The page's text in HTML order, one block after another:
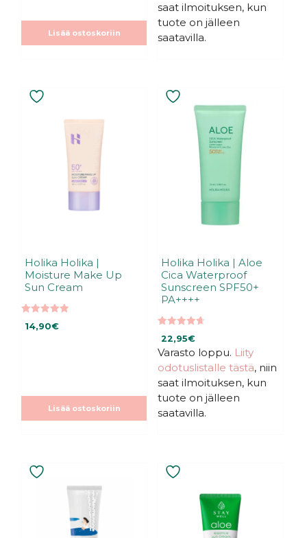
Lisää ostoskoriin
saat ilmoituksen, kun
tuote on jälleen
saatavilla.
Holika Holika |
Moisture Make Up
Sun Cream
5:stä
14,90€
Lisää ostoskoriin
Holika Holika | Aloe
Cica Waterproof
Sunscreen SPF50+
PA++++
5:stä
22,95€
Varasto loppu. Liity
odotuslistalle tästä, niin
saat ilmoituksen, kun
tuote on jälleen
saatavilla.